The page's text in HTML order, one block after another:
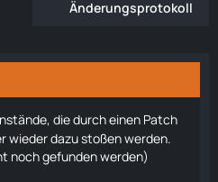
Änderungsprotokoll
die durch einen Patch
dazu stoßen werden.
noch gefunden werden)